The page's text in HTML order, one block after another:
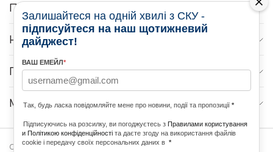
ПРО НАС
НОВИНИ
ПРОГРАМИ
МЕДІА КОНТАКТИ
Copyright © 2026 Ukrainian World
Залишайтеся на одній хвилі з СКУ -
підписуйтеся на наш щотижневий
дайджест!
ВАШ ЕМЕЙЛ*
Так, будь ласка повідомляйте мене про новини, події та пропозиції *
Підписуючись на розсилку, ви погоджуєтесь з Правилами користування
и Політикою конфіденційності та даєте згоду на використання файлів
cookie і передачу своїх персональних даних в *